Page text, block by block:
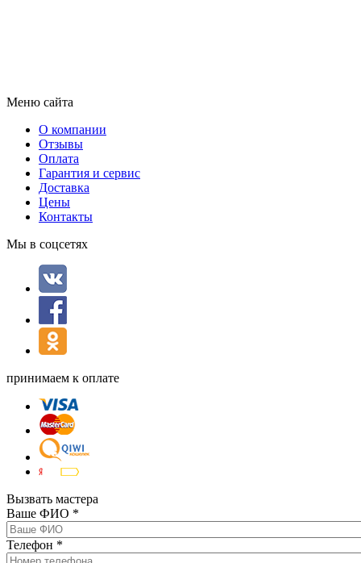
Меню сайта
О компании
Отзывы
Оплата
Гарантия и сервис
Доставка
Цены
Контакты
Мы в соцсетях
принимаем к оплате
Вызвать мастера
Ваше ФИО *
Телефон *